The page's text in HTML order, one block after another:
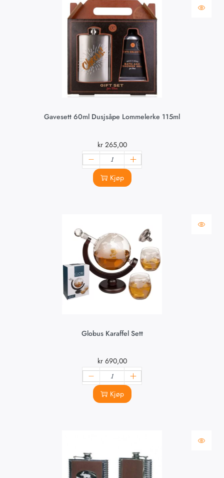
Gavesett 60ml Dusjsåpe Lommelerke 115ml
kr265,00
Kjøp
Globus Karaffel Sett
kr690,00
Kjøp